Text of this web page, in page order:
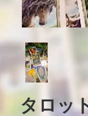
タロッ